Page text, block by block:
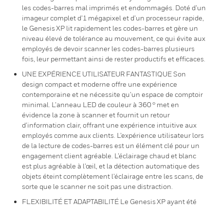
les codes-barres mal imprimés et endommagés. Doté d’un
imageur complet d’1 mégapixel et d’un processeur rapide,
le Genesis XP lit rapidement les codes-barres et gère un
niveau élevé de tolérance au mouvement, ce qui évite aux
employés de devoir scanner les codes-barres plusieurs
fois, leur permettant ainsi de rester productifs et efficaces.
UNE EXPÉRIENCE UTILISATEUR FANTASTIQUE Son
design compact et moderne offre une expérience
contemporaine et ne nécessite qu’un espace de comptoir
minimal. L’anneau LED de couleur à 360 ° met en
évidence la zone à scanner et fournit un retour
d’information clair, offrant une expérience intuitive aux
employés comme aux clients. L’expérience utilisateur lors
de la lecture de codes-barres est un élément clé pour un
engagement client agréable. L’éclairage chaud et blanc
est plus agréable à l’œil, et la détection automatique des
objets éteint complètement l’éclairage entre les scans, de
sorte que le scanner ne soit pas une distraction.
FLEXIBILITÉ ET ADAPTABILITÉ Le Genesis XP ayant été